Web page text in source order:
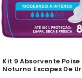
Kit 9 Absorvente Poise
Noturno Escapes De